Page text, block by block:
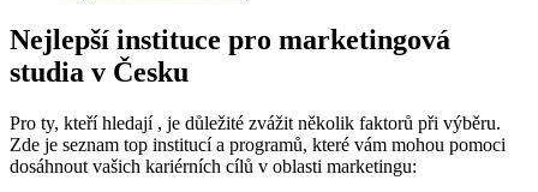
Nejlepší instituce pro marketingová
studia v Česku
Pro ty, kteří hledají , je důležité zvážit několik faktorů při výběru.
Zde je seznam top institucí a programů, které vám mohou pomoci
dosáhnout vašich kariérních cílů v oblasti marketingu: